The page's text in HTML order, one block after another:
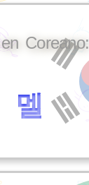
Coreano:
멜